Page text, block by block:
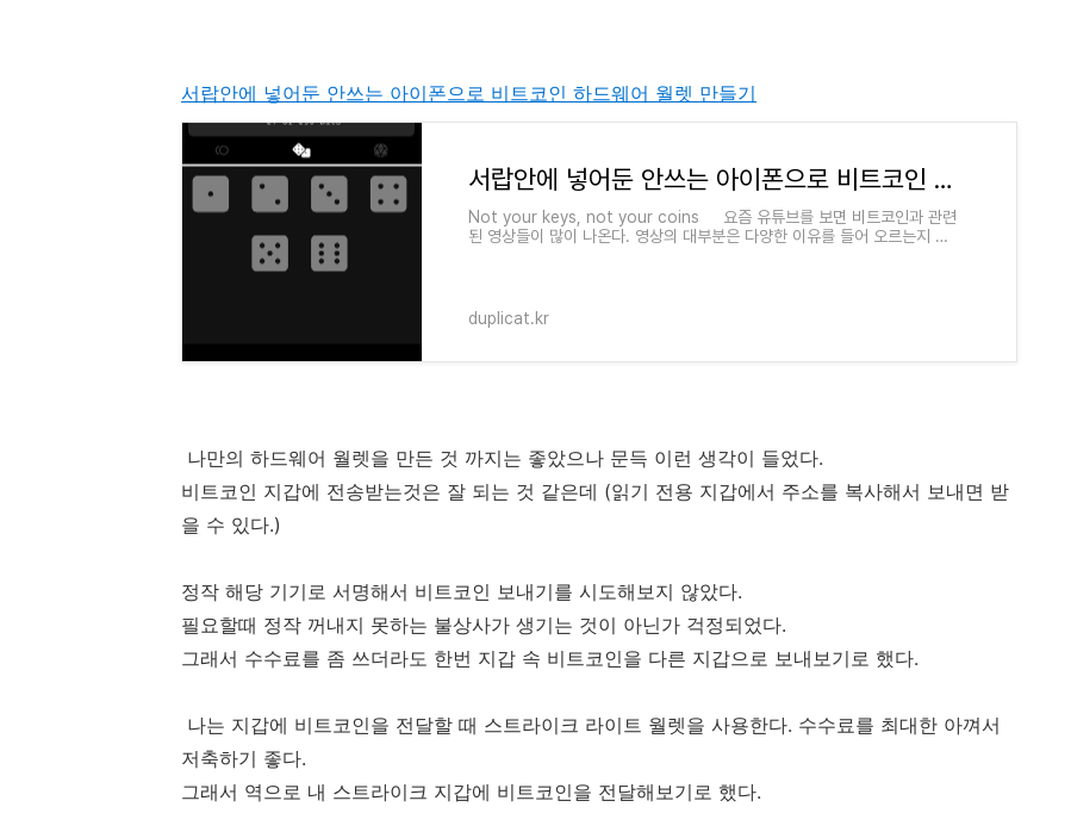
서랍안에 넣어둔 안쓰는 아이폰으로 비트코인 하드웨어 월렛 만들기
서랍안에 넣어둔 안쓰는 아이폰으로 비트코인 하드웨어 월렛 만들기
Not your keys, not your coins 요즘 유튜브를 보면 비트코인과 관련
된 영상들이 많이 나온다. 영상의 대부분은 다양한 이유를 들어 오르는지 내
duplicat.kr
나만의 하드웨어 월렛을 만든 것 까지는 좋았으나 문득 이런 생각이 들었다.
비트코인 지갑에 전송받는것은 잘 되는 것 같은데 (읽기 전용 지갑에서 주소를 복사해서 보내면 받
을 수 있다.)
정작 해당 기기로 서명해서 비트코인 보내기를 시도해보지 않았다.
필요할때 정작 꺼내지 못하는 불상사가 생기는 것이 아닌가 걱정되었다.
그래서 수수료를 좀 쓰더라도 한번 지갑 속 비트코인을 다른 지갑으로 보내보기로 했다.
나는 지갑에 비트코인을 전달할 때 스트라이크 라이트 월렛을 사용한다. 수수료를 최대한 아껴서
저축하기 좋다.
그래서 역으로 내 스트라이크 지갑에 비트코인을 전달해보기로 했다.